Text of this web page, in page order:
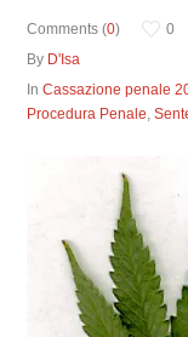
Comments (0)
0
By D'Isa
InCassazione penale
Procedura Penale,